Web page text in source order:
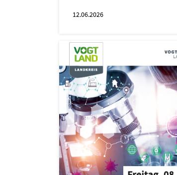
12.06.2026